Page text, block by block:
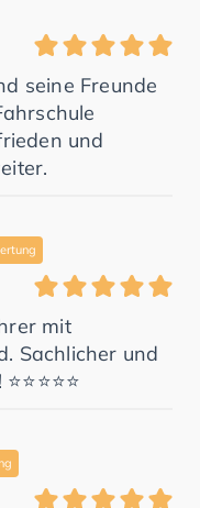
seine Freunde
und
mit
Sachlicher und